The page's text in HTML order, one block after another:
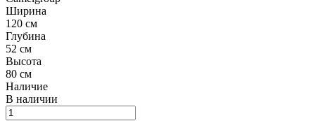
Ширина
120 см
Глубина
52 см
Высота
80 см
Наличие
В наличии